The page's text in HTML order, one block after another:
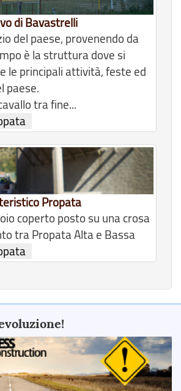
di Bavastrelli
del paese, provenendo da
è la struttura dove si
le principali attività, feste ed
paese.
tra fine...
Propata
coperto posto su una crosa
tra Propata Alta e Bassa